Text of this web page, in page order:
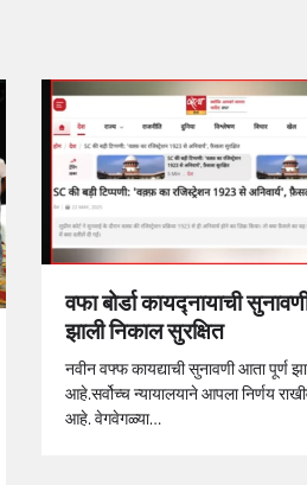
वफा बोर्डा कायद्नायाची
झाली निकाल सुरक्षित
नवीन वफ्फ कायद्याची सुनावणी आता पूर्ण
आहे.सर्वोच्च न्यायालयाने आपला निर्णय
आहे. वेगवेगळ्या…